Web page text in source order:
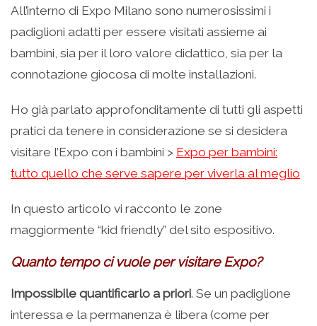
su
Facebook
(Si
apre
in
una
nuova
finestra)
condividere
su
Twitter
(Si
in
una
finestra)
condividere
su
(Si
apre
in
una
finestra)
condividere
su
(Si
in
una
nuova
finestra)
stampare
(Si
apre
in
nuova
finestra)
All’interno di Expo Milano sono numerosissimi i
padiglioni adatti per essere visitati assieme ai
bambini, sia per il loro valore didattico, sia per la
connotazione giocosa di molte installazioni.
Ho già parlato approfonditamente di tutti gli aspetti
pratici da tenere in considerazione se si desidera
visitare l’Expo con i bambini > Expo per bambini:
tutto quello che serve sapere per viverla al meglio
In questo articolo vi racconto le zone
maggiormente “kid friendly” del sito espositivo.
Quanto tempo ci vuole per visitare Expo?
Impossibile quantificarlo a priori. Se un padiglione
interessa e la permanenza è libera (come per